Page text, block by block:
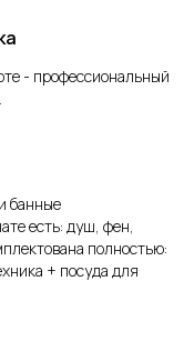
- профессиональный
банные
есть: душ, фен,
полностью:
+ посуда для